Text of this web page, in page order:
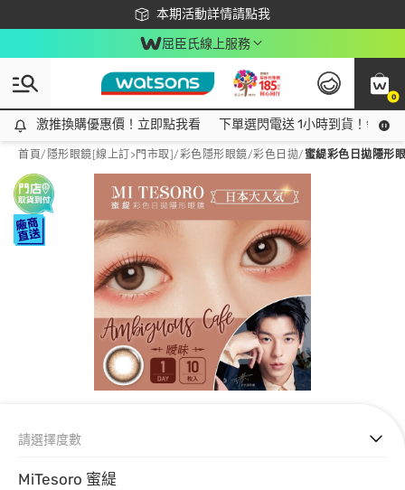
本期活動詳情請點我
下載app最高回饋$350
屈臣氏線上服務
0
激推換購優惠價！立即點我看
激推換購優惠價！立即點我看 下單選閃電送 1小時到貨！領神
首頁/ 隱形眼鏡[線上訂>門市取]/彩色隱形眼鏡/彩色日拋/蜜緹彩色日拋隱形
MiTesoro 蜜緹
請選擇度數